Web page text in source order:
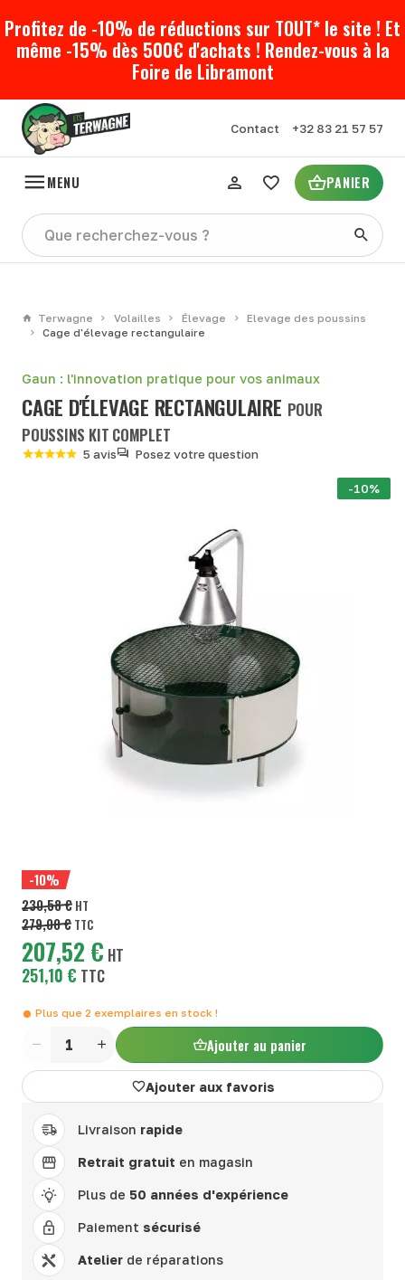
Profitez de -10% de réductions sur TOUT* le site ! Et
même -15% dès 500€ d'achats ! Rendez-vous à la
Foire de Libramont
Contact +32 83 21 57 57
MENU PANIER
Terwagne Volailles Élevage
Elevage des poussins
Cage d'élevage rectangulaire
Gaun : l'innovation pratique pour vos animaux
CAGE D'ÉLEVAGE RECTANGULAIRE POUR
POUSSINS KIT COMPLET
5 avis Posez votre question
-10%
-10%
230,58 € HT
279,00 € TTC
207,52 € HT
251,10 € TTC
Plus que 2 exemplaires en stock !
Quantité Ajouter au panier
Ajouter aux favoris
Livraison rapide
Retrait gratuit en magasin
Plus de 50 années d'expérience
Paiement sécurisé
Atelier de réparations